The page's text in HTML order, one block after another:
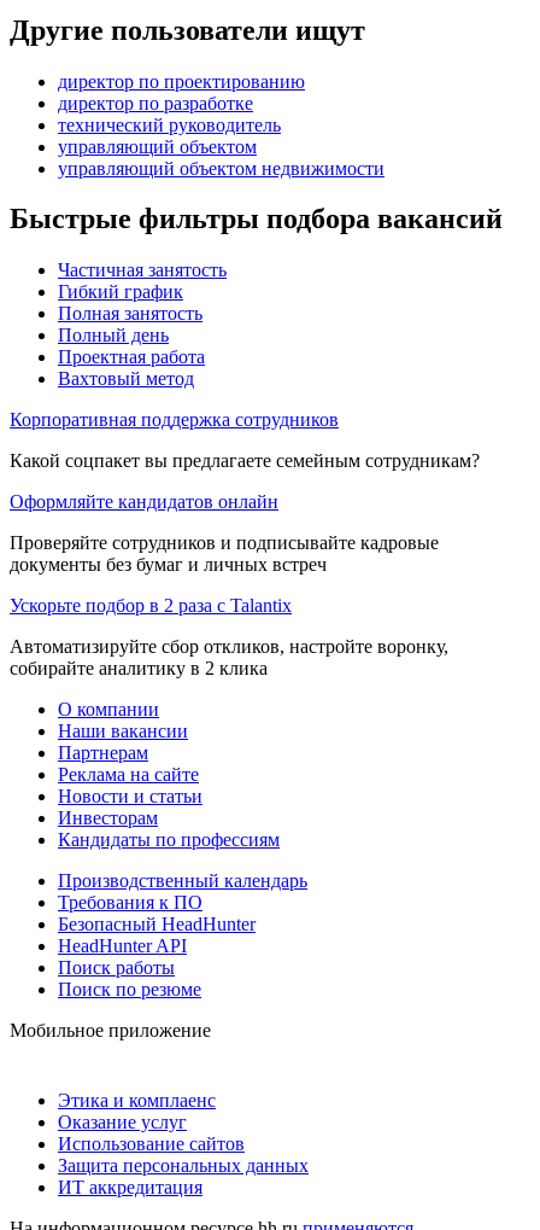
Другие пользователи ищут
директор по проектированию
директор по разработке
технический руководитель
управляющий объектом
управляющий объектом недвижимости
Быстрые фильтры подбора вакансий
Частичная занятость
Гибкий график
Полная занятость
Полный день
Проектная работа
Вахтовый метод
Корпоративная поддержка сотрудников
Какой соцпакет вы предлагаете семейным сотрудникам?
Оформляйте кандидатов онлайн
Проверяйте сотрудников и подписывайте кадровые
документы без бумаг и личных встреч
Ускорьте подбор в 2 раза с Talantix
Автоматизируйте сбор откликов, настройте воронку,
собирайте аналитику в 2 клика
О компании
Наши вакансии
Партнерам
Реклама на сайте
Новости и статьи
Инвесторам
Кандидаты по профессиям
Производственный календарь
Требования к ПО
Безопасный HeadHunter
HeadHunter API
Поиск работы
Поиск по резюме
Мобильное приложение
Этика и комплаенс
Оказание услуг
Использование сайтов
Защита персональных данных
ИТ аккредитация